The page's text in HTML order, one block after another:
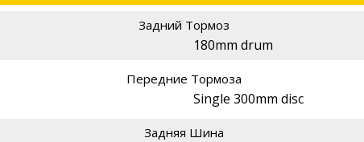
Задний Тормоз
180mm drum
Передние Тормоза
Single 300mm disc
Задняя Шина